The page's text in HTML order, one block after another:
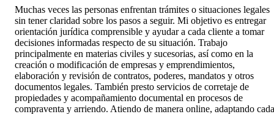
Muchas veces las personas enfrentan trámites o situaciones legales
sin tener claridad sobre los pasos a seguir. Mi objetivo es entregar
orientación jurídica comprensible y ayudar a cada cliente a tomar
decisiones informadas respecto de su situación. Trabajo
principalmente en materias civiles y sucesorias, así como en la
creación o modificación de empresas y emprendimientos,
elaboración y revisión de contratos, poderes, mandatos y otros
documentos legales. También presto servicios de corretaje de
propiedades y acompañamiento documental en procesos de
compraventa y arriendo. Atiendo de manera online, adaptando cada